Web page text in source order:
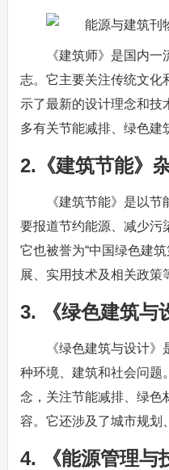
《建筑师》是国内
志。它主要关注传统文化
示了最新的设计理念和技
多有关节能减排、绿色建
2.《建筑节能》
《建筑节能》是以
要报道节约能源、减少污
它也被誉为“中国绿色建
展、实用技术及相关政策
3. 《绿色建筑与
《绿色建筑与设计
种环境、建筑和社会问题
念，关注节能减排、绿色
容。它还涉及了城市规划
4. 《能源管理与